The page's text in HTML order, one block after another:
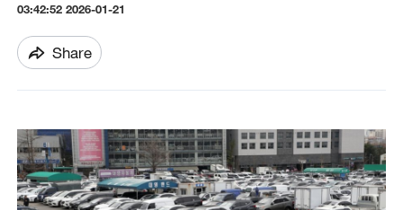
03:42:52 2026-01-21
Share